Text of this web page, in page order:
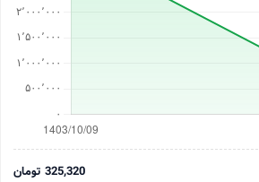
325,320 تومان